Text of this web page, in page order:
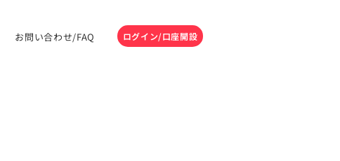
お問い合わせ/FAQ ログイン/口座開設